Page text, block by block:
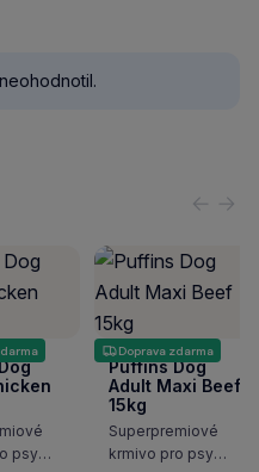
psy
Doprava zdarma
Puffins Dog
Adult Maxi Beef
15kg
Superpremiové
krmivo pro psy